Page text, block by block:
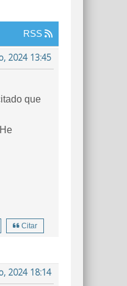
RSS
2024 13:45
que
Citar
2024 18:14